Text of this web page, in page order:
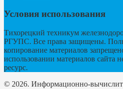
Условия использования
Тихорецкий техникум
РГУПС. Все права защищены.
копирование материалов
использовании материалов сайта
ресурс.
© 2026. Информационно-